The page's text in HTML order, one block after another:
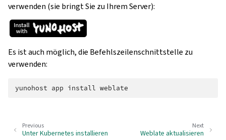
verwenden (sie bringt Sie zu Ihrem Server):
Es ist auch möglich, die Befehlszeilenschnittstelle zu
verwenden:
yunohost app install
Next
Weblate aktualisieren
Previous
Unter Kubernetes installieren